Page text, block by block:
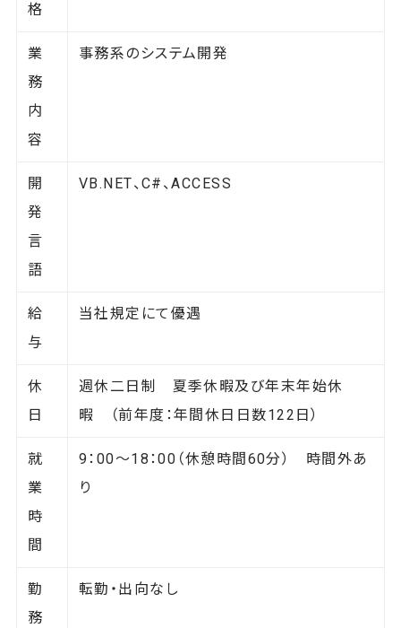
格
業
務
内
容
事務系のシステム開発
開
発
言
語
VB.NET、C#、ACCESS
給
与
当社規定にて優遇
休
日
週休二日制 夏季休暇及び年末年始休
暇 （前年度：年間休日日数122日）
就
業
時
間
9：00～18：00（休憩時間60分） 時間外あ
り
勤
務
転勤・出向なし